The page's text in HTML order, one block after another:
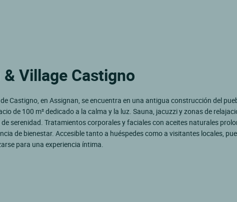
Village Castigno
de Castigno, en Assignan, se encuentra en una antigua construcción del
de 100 m² dedicado a la calma y la luz. Sauna, jacuzzi y zonas de
serenidad. Tratamientos corporales y faciales con aceites naturales
de bienestar. Accesible tanto a huéspedes como a visitantes locales,
para una experiencia íntima.